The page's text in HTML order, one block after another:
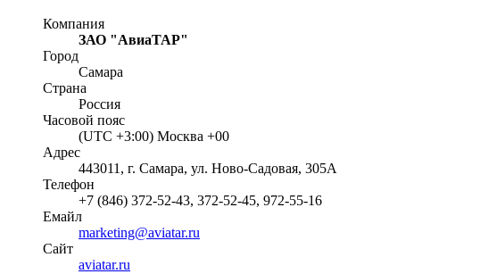
Компания
ЗАО "АвиаТАР"
Город
Самара
Страна
Россия
Часовой пояс
(UTC +3:00) Москва +00
Адрес
443011, г. Самара, ул. Ново-Садовая, 305А
Телефон
+7 (846) 372-52-43, 372-52-45, 972-55-16
Емайл
marketing@aviatar.ru
Cайт
aviatar.ru